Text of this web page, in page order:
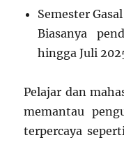
Semester
Biasanya
hingga Juli
Pelajar dan
memantau
terpercaya